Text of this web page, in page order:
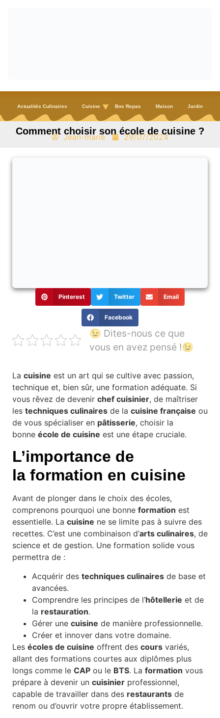
Actualités Culinaires Cuisine Box Repas Maison Jardin
Comment choisir son école de cuisine ?
Jean-marie 29/07/2024
Pinterest Twitter Email
Facebook
😉 Dites-nous ce que
vous en avez pensé !😉
La cuisine est un art qui se cultive avec passion,
technique et, bien sûr, une formation adéquate. Si
vous rêvez de devenir chef cuisinier, de maîtriser
les techniques culinaires de la cuisine française ou
de vous spécialiser en pâtisserie, choisir la
bonne école de cuisine est une étape cruciale.
L’importance de
la formation en cuisine
Avant de plonger dans le choix des écoles,
comprenons pourquoi une bonne formation est
essentielle. La cuisine ne se limite pas à suivre des
recettes. C’est une combinaison d’arts culinaires, de
science et de gestion. Une formation solide vous
permettra de :
Acquérir des techniques culinaires de base et
avancées.
Comprendre les principes de l’hôtellerie et de
la restauration.
Gérer une cuisine de manière professionnelle.
Créer et innover dans votre domaine.
Les écoles de cuisine offrent des cours variés,
allant des formations courtes aux diplômes plus
longs comme le CAP ou le BTS. La formation vous
prépare à devenir un cuisinier professionnel,
capable de travailler dans des restaurants de
renom ou d’ouvrir votre propre établissement.